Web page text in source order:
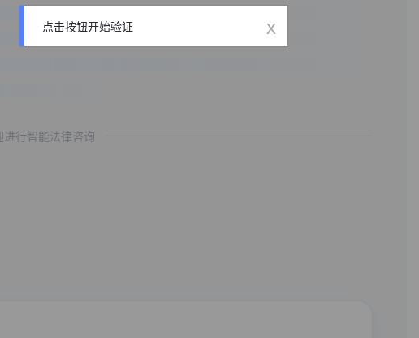
进行智能法律咨询
点击按钮开始验证 x